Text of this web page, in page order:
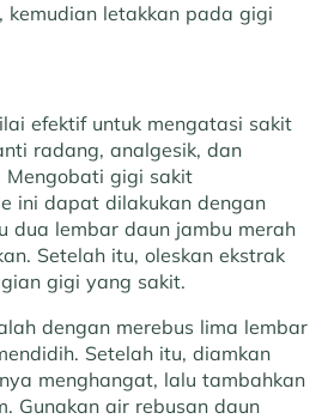
kemudian letakkan pada gigi
efektif untuk mengatasi sakit
radang, analgesik, dan
Mengobati gigi sakit
ini dapat dilakukan dengan
dua lembar daun jambu merah
Setelah itu, oleskan ekstrak
gigi yang sakit.
dengan merebus lima lembar
Setelah itu, diamkan
menghangat, lalu tambahkan
Gunakan air rebusan daun